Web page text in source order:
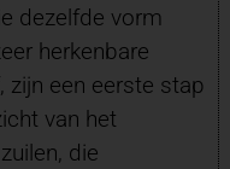
dezelfde vorm
herkenbare
zijn een eerste stap
van het
die